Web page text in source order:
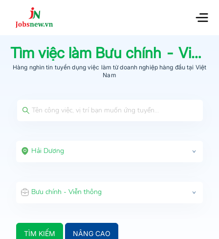
Tìm việc làm Bưu chính - Viễn thông
Hàng nghìn tin tuyển dụng việc làm từdoanh nghiệp hàng đầu tại Việt
Nam
Hải Dương
Bưu chính - Viễn thông
TÌM KIẾM NÂNG CAO